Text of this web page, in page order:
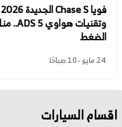
الضغط
24 مايو - 10 صباحًا
اقسام السيارات